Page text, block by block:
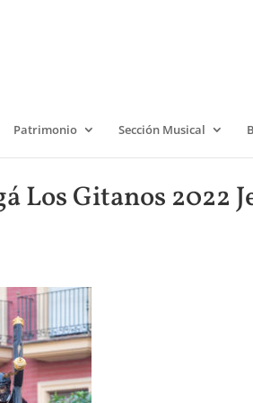
Patrimonio Sección Musical
Los Gitanos 2022